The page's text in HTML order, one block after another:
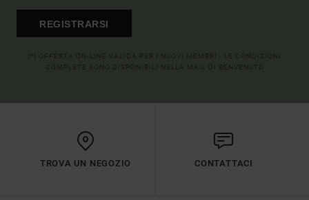
REGISTRARSI
TROVA UN NEGOZIO CONTATTACI